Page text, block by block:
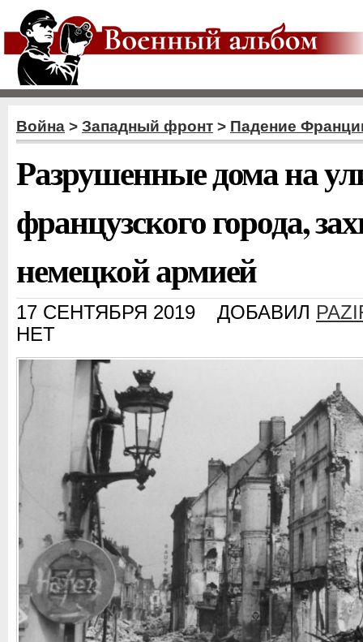
Война > Западный фронт > Падение
Разрушенные дома на
французского города,
немецкой армией
17 СЕНТЯБРЯ 2019 ДОБАВИЛ
НЕТ